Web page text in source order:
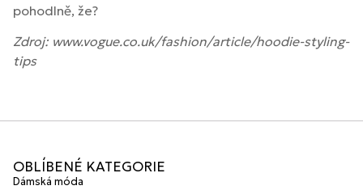
pohodlně, že?
Zdroj: www.vogue.co.uk/fashion/article/hoodie-styling-
tips
OBLÍBENÉ KATEGORIE
Dámská móda